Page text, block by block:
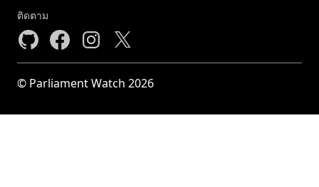
ติดตาม
© Parliament Watch 2026